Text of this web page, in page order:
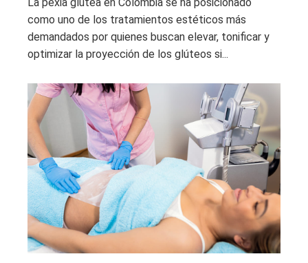
como uno de los tratamientos estéticos más
demandados por quienes buscan elevar, tonificar y
optimizar la proyección de los glúteos si...